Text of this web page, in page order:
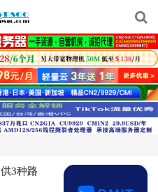
3种路